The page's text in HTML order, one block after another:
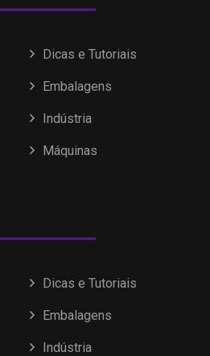
Dicas e Tutoriais
Embalagens
Indústria
Máquinas
Dicas e Tutoriais
Embalagens
Indústria